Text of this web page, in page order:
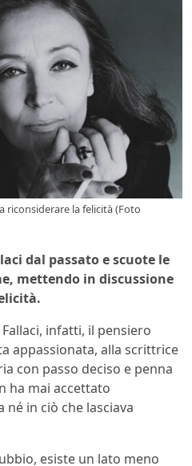
riconsiderare la felicità (Foto
dal passato e scuote le
mettendo in discussione
infatti, il pensiero
appassionata, alla scrittrice
con passo deciso e penna
ha mai accettato
in ciò che lasciava
esiste un lato meno